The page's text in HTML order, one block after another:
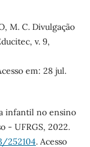
M. C. Divulgação
v. 9,
em: 28 jul.
infantil no ensino
- UFRGS, 2022.
252104. Acesso